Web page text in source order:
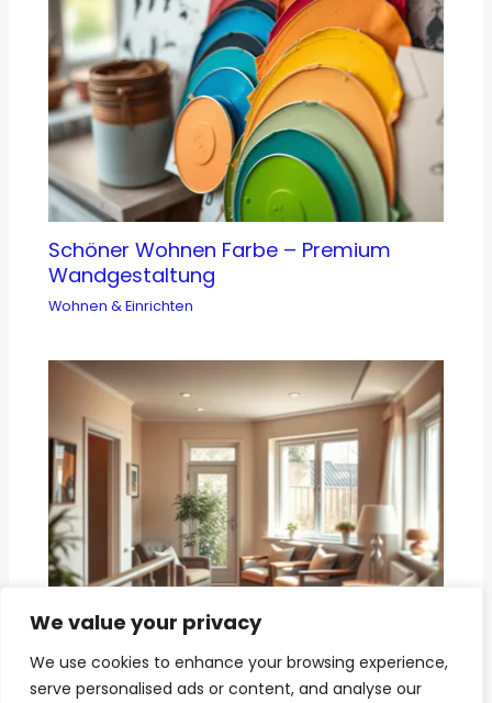
We value your privacy
We use cookies to enhance your browsing experience,
serve personalised ads or content, and analyse our
Schöner Wohnen Farbe – Premium
Wandgestaltung
Wohnen & Einrichten
Wohnen im Alter – Sicher und